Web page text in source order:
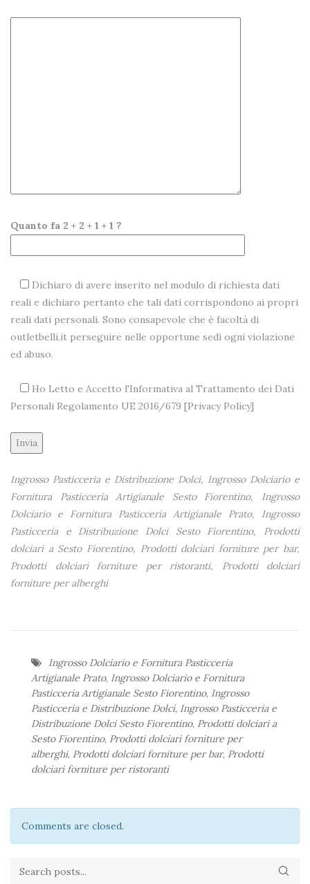
Quanto fa 2 + 2 + 1 + 1 ?
Dichiaro di avere inserito nel modulo di richiesta dati
reali e dichiaro pertanto che tali dati corrispondono ai propri
reali dati personali. Sono consapevole che è facoltà di
outletbelli.it perseguire nelle opportune sedi ogni violazione
ed abuso.
Ho Letto e Accetto l'Informativa al Trattamento dei Dati
Personali Regolamento UE 2016/679 [Privacy Policy]
Alternative:
Ingrosso Pasticceria e Distribuzione Dolci, Ingrosso Dolciario e
Fornitura Pasticceria Artigianale Sesto Fiorentino, Ingrosso
Dolciario e Fornitura Pasticceria Artigianale Prato, Ingrosso
Pasticceria e Distribuzione Dolci Sesto Fiorentino, Prodotti
dolciari a Sesto Fiorentino, Prodotti dolciari forniture per bar,
Prodotti dolciari forniture per ristoranti, Prodotti dolciari
forniture per alberghi
Ingrosso Dolciario e Fornitura Pasticceria
Artigianale Prato, Ingrosso Dolciario e Fornitura
Pasticceria Artigianale Sesto Fiorentino, Ingrosso
Pasticceria e Distribuzione Dolci, Ingrosso Pasticceria e
Distribuzione Dolci Sesto Fiorentino, Prodotti dolciari a
Sesto Fiorentino, Prodotti dolciari forniture per
alberghi, Prodotti dolciari forniture per bar, Prodotti
dolciari forniture per ristoranti
Comments are closed.